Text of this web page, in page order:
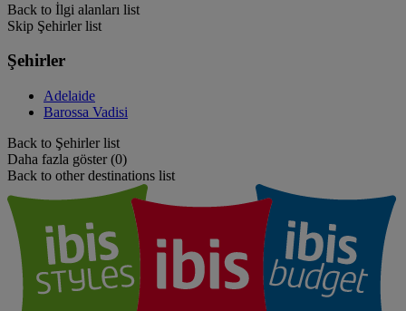
Back to İlgi alanları list
Skip Şehirler list
Şehirler
Adelaide
Barossa Vadisi
Back to Şehirler list
Daha fazla göster (0)
Back to other destinations list